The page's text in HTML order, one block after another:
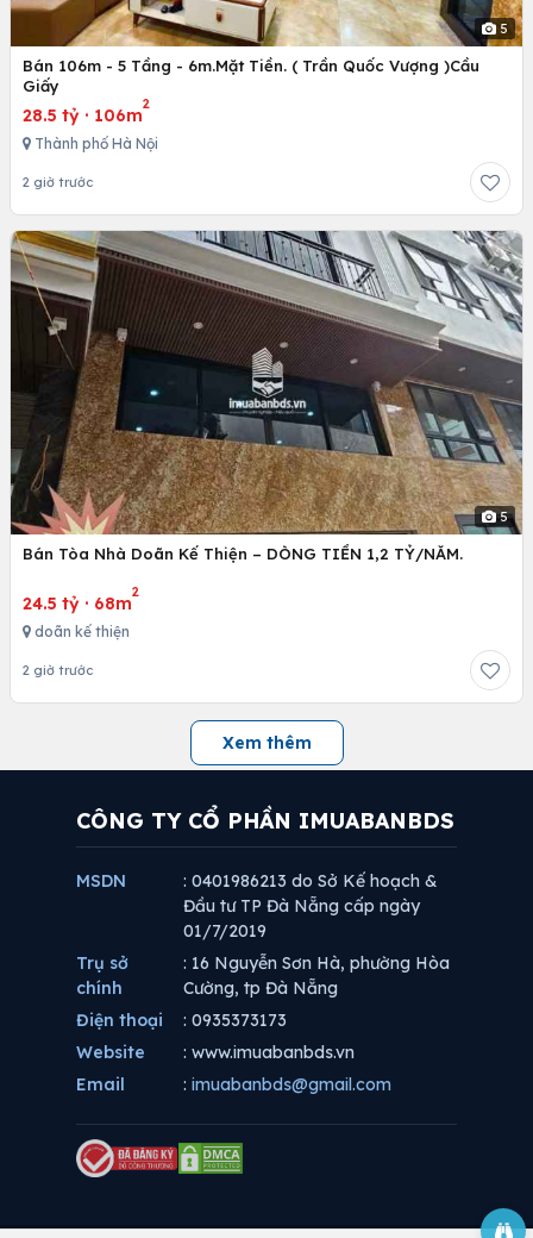
5
Bán 106m - 5 Tầng - 6m.Mặt Tiền. ( Trần Quốc Vượng )Cầu
Giấy
28.5 tỷ · 106m
2
Thành phố Hà Nội
2 giờ trước
5
Bán Tòa Nhà Doãn Kế Thiện – DÒNG TIỀN 1,2 TỶ/NĂM.
24.5 tỷ · 68m
2
doãn kế thiện
2 giờ trước
Xem thêm
CÔNG TY CỔ PHẦN IMUABANBDS
MSDN
: 0401986213 do Sở Kế hoạch &
Đầu tư TP Đà Nẵng cấp ngày
01/7/2019
Trụ sở
chính
: 16 Nguyễn Sơn Hà, phường Hòa
Cường, tp Đà Nẵng
Điện thoại
: 0935373173
Website
: www.imuabanbds.vn
Email
: imuabanbds@gmail.com